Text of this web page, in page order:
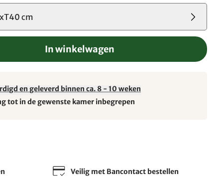
cm
In winkelwagen
en geleverd binnen ca. 8 - 10 weken
tot in de gewenste kamer inbegrepen
Veilig met Bancontact bestellen